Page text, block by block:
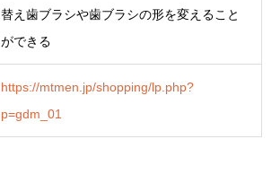
替え歯ブラシや歯ブラシの形を変えること
ができる
https://mtmen.jp/shopping/lp.php?
p=gdm_01